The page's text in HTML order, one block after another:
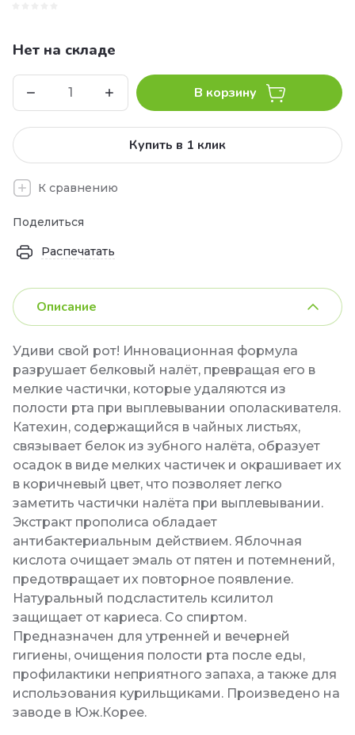
Нет на складе
В корзину
Купить в 1 клик
К сравнению
Поделиться
Распечатать
Описание
Удиви свой рот! Инновационная формула
разрушает белковый налёт, превращая его в
мелкие частички, которые удаляются из
полости рта при выплевывании ополаскивателя.
Катехин, содержащийся в чайных листьях,
связывает белок из зубного налёта, образует
осадок в виде мелких частичек и окрашивает их
в коричневый цвет, что позволяет легко
заметить частички налёта при выплевывании.
Экстракт прополиса обладает
антибактериальным действием. Яблочная
кислота очищает эмаль от пятен и потемнений,
предотвращает их повторное появление.
Натуральный подсластитель ксилитол
защищает от кариеса. Со спиртом.
Предназначен для утренней и вечерней
гигиены, очищения полости рта после еды,
профилактики неприятного запаха, а также для
использования курильщиками. Произведено на
заводе в Юж.Корее.